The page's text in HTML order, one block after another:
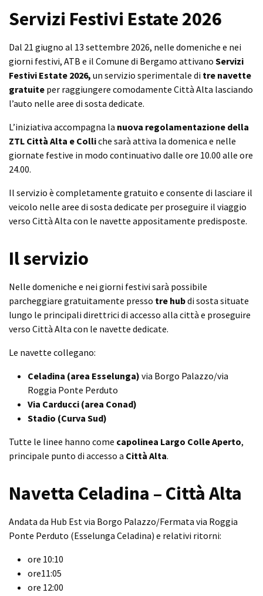
Servizi Festivi Estate 2026
Dal 21 giugno al 13 settembre 2026, nelle domeniche e nei
giorni festivi, ATB e il Comune di Bergamo attivano Servizi
Festivi Estate 2026, un servizio sperimentale di tre navette
gratuite per raggiungere comodamente Città Alta lasciando
l’auto nelle aree di sosta dedicate.
L’iniziativa accompagna la nuova regolamentazione della
ZTL Città Alta e Colliche sarà attiva la domenica e nelle
giornate festive in modo continuativo dalle ore 10.00 alle ore
24.00.
Il servizio è completamente gratuito e consente di lasciare il
veicolo nelle aree di sosta dedicate per proseguire il viaggio
verso Città Alta con le navette appositamente predisposte.
Il servizio
Nelle domeniche e nei giorni festivi sarà possibile
parcheggiare gratuitamente presso tre hubdi sosta situate
lungo le principali direttrici di accesso alla città e proseguire
verso Città Alta con le navette dedicate.
Le navette collegano:
Celadina (area Esselunga) via Borgo Palazzo/via
Roggia Ponte Perduto
Via Carducci (area Conad)
Stadio (Curva Sud)
Tutte le linee hanno come capolinea Largo Colle Aperto,
principale punto di accesso a Città Alta.
Navetta Celadina – Città Alta
Andata da Hub Est via Borgo Palazzo/Fermata via Roggia
Ponte Perduto (Esselunga Celadina) e relativi ritorni:
ore 10:10
ore11:05
ore 12:00